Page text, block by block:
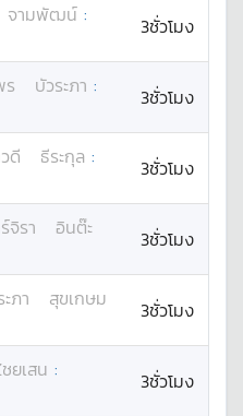
จามพัฒน์ :
3ชั่วโมง
ร บัวระภา :
3ชั่วโมง
ดี ธีระกุล :
3ชั่วโมง
จิรา
อินต๊ะ
3ชั่วโมง
ภา
สุขเกษม
3ชั่วโมง
ชยเสน :
3ชั่วโมง